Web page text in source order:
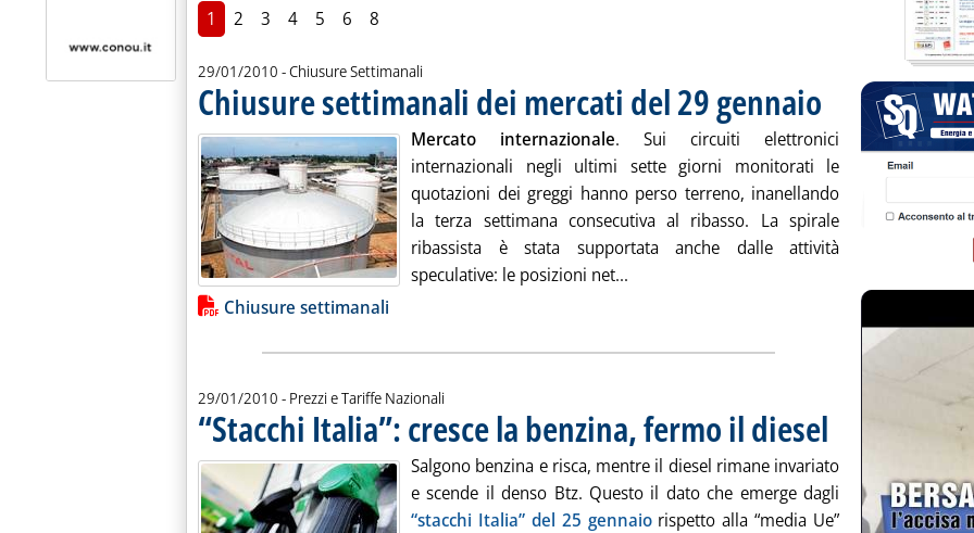
1 2 3 4 5 6 8
29/01/2010 - Chiusure Settimanali
Chiusure settimanali dei mercati del 29 gennaio . Pubblicata venerdì 29
Mercato internazionale. Sui circuiti elettronici
internazionali negli ultimi sette giorni monitorati le
quotazioni dei greggi hanno perso terreno, inanellando
la terza settimana consecutiva al ribasso. La spirale
ribassista è stata supportata anche dalle attività
speculative: le posizioni net...
Lista allegati PDF alla notizia
Chiusure settimanali
29/01/2010 - Prezzi e Tariffe Nazionali
“Stacchi Italia”: cresce la benzina, fermo il diesel . Pubblicata venerdì 29
Salgono benzina e risca, mentre il diesel rimane invariato
e scende il denso Btz. Questo il dato che emerge dagli
“stacchi Italia” del 25 gennaiorispetto alla “media Ue”